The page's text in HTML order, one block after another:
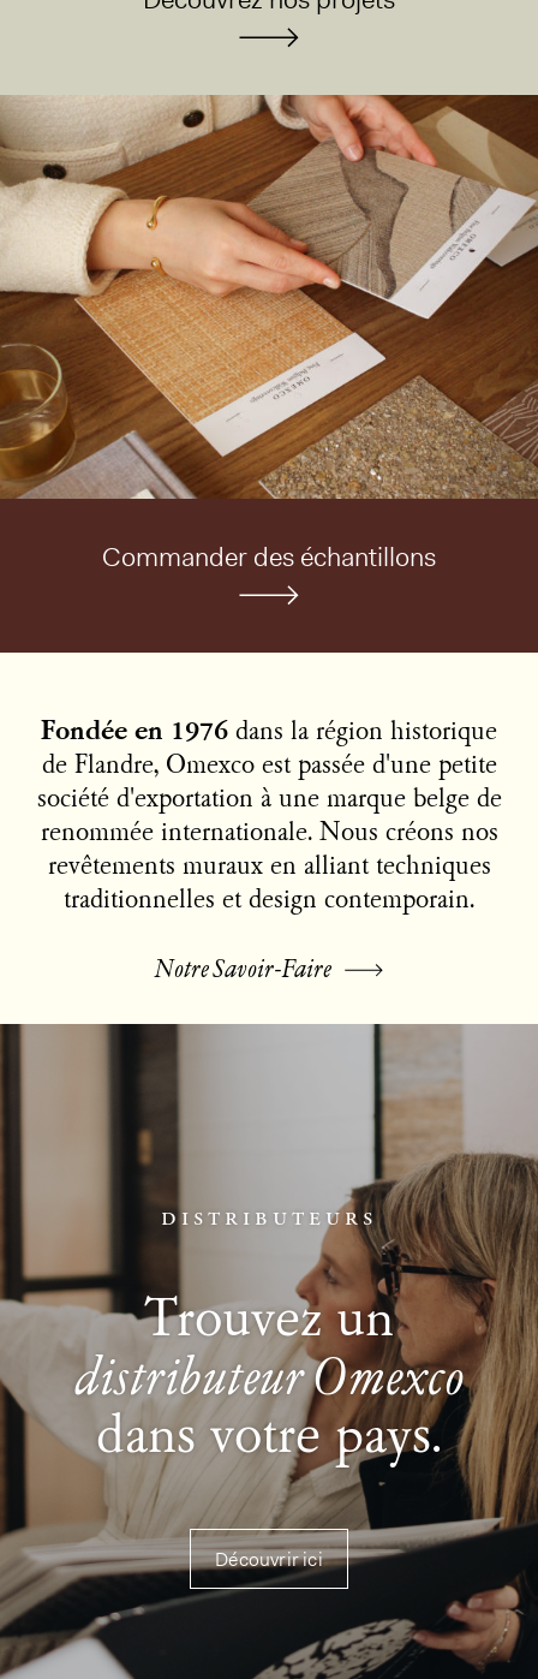
Commander des échantillons
Fondée en 1976 dans la région historique
de Flandre, Omexco est passée d'une petite
société d'exportation à une marque belge de
renommée internationale. Nous créons nos
revêtements muraux en alliant techniques
traditionnelles et design contemporain.
Notre Savoir-Faire
distributeurs
Trouvez un
distributeur Omexco
dans votre pays.
Découvrir ici